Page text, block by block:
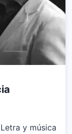
y música